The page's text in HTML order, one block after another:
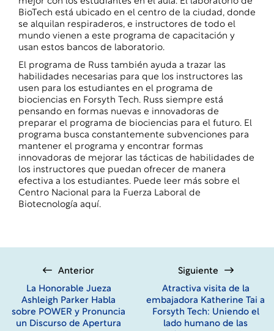
BioTech está ubicado en el centro de la ciudad, donde
se alquilan respiraderos, e instructores de todo el
mundo vienen a este programa de capacitación y
usan estos bancos de laboratorio.
El programa de Russ también ayuda a trazar las
habilidades necesarias para que los instructores las
usen para los estudiantes en el programa de
biociencias en Forsyth Tech. Russ siempre está
pensando en formas nuevas e innovadoras de
preparar el programa de biociencias para el futuro. El
programa busca constantemente subvenciones para
mantener el programa y encontrar formas
innovadoras de mejorar las tácticas de habilidades de
los instructores que puedan ofrecer de manera
efectiva a los estudiantes. Puede leer más sobre el
Centro Nacional para la Fuerza Laboral de
Biotecnología aquí.
Anterior
La Honorable Jueza
Ashleigh Parker Habla
sobre POWER y Pronuncia
un Discurso de Apertura
Siguiente
Atractiva visita de la
embajadora Katherine Tai a
Forsyth Tech: Uniendo el
lado humano de las